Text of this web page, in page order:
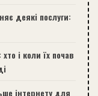
деякі послуги:
і коли їх почав
інтернету для